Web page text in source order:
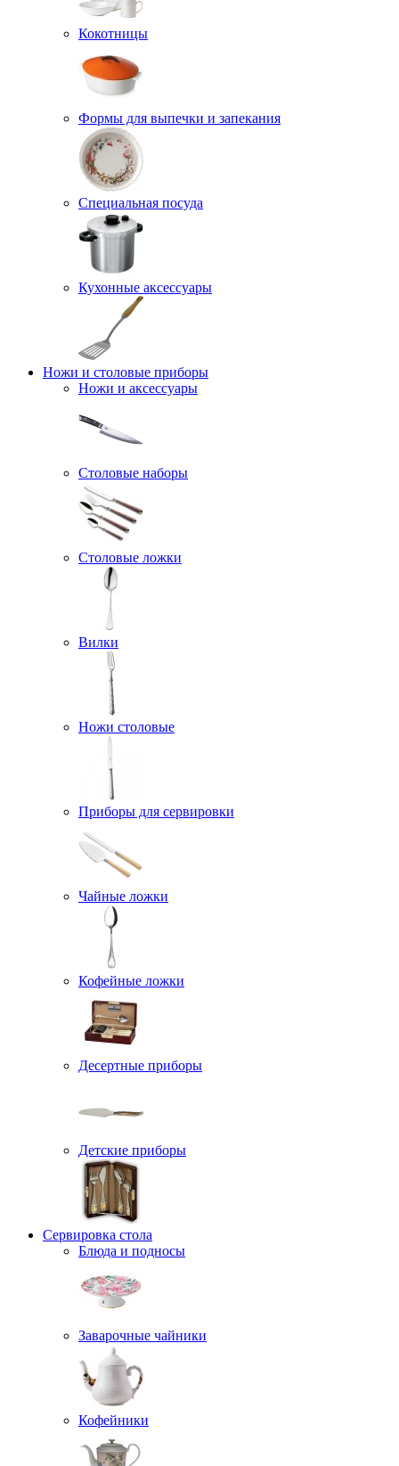
Кокотницы
Формы для выпечки и запекания
Специальная посуда
Кухонные аксессуары
Ножи и столовые приборы
Ножи и аксессуары
Столовые наборы
Столовые ложки
Вилки
Ножи столовые
Приборы для сервировки
Чайные ложки
Кофейные ложки
Десертные приборы
Детские приборы
Сервировка стола
Блюда и подносы
Заварочные чайники
Кофейники